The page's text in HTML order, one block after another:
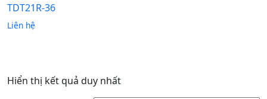
TDT21R-36
Liên hệ
Hiển thị kết quả duy nhất